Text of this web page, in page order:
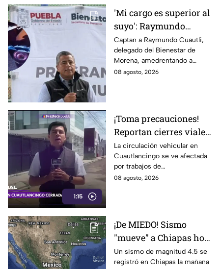
'Mi cargo es superior al
suyo': Raymundo
Cuautli, funcionario de
Morena, amedrenta a
policías tras chocarlos
por conducir
Captan a Raymundo Cuautli,
delegado del Bienestar de
Morena, amedrentando a
policías de San Andrés Cholula
08 agosto, 2026
1:15
¡Toma precauciones!
Reportan cierres viales
en Cuautlancingo hoy
sábado; vías alternas
La circulación vehicular en
Cuautlancingo se ve afectada
por trabajos de
reencarpetamiento la mañana
08 agosto, 2026
¡De MIEDO! Sismo
"mueve" a Chiapas hoy
sábado: ¿Cuáles son los
daños?
Un sismo de magnitud 4.5 se
registró en Chiapas la mañana